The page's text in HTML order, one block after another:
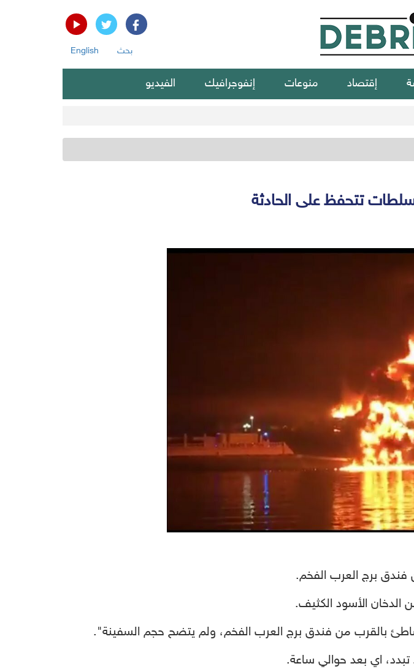
بحث English
إقتصاد منوعات إنفوجرافيك الفيديو
تتحفظ على الحادثة
فندق برج العرب الفخم.
الدخان الأسود الكثيف.
بالقرب من فندق برج العرب الفخم، ولم يتضح حجم السفينة".
اي بعد حوالي ساعة.